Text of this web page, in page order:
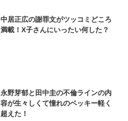
中居正広の謝罪文がツッコミどころ
満載！X子さんにいったい何した？
永野芽郁と田中圭の不倫ラインの内
容が生々しくて憧れのベッキー軽く
超えた！